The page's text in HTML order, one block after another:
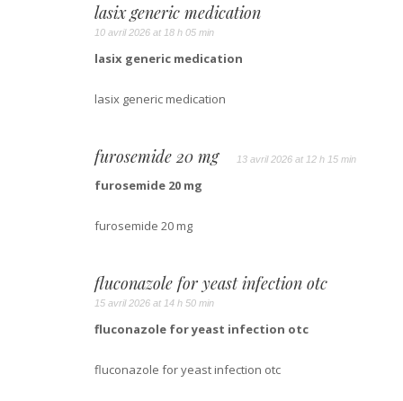
lasix generic medication
10 avril 2026 at 18 h 05 min
lasix generic medication
lasix generic medication
furosemide 20 mg 13 avril 2026 at 12 h 15 min
furosemide 20 mg
furosemide 20 mg
fluconazole for yeast infection otc
15 avril 2026 at 14 h 50 min
fluconazole for yeast infection otc
fluconazole for yeast infection otc